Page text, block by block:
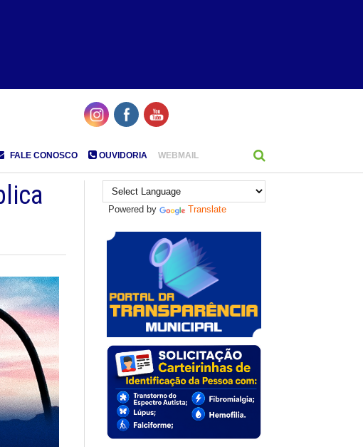
FALE CONOSCO OUVIDORIA WEBMAIL
Powered by Translate